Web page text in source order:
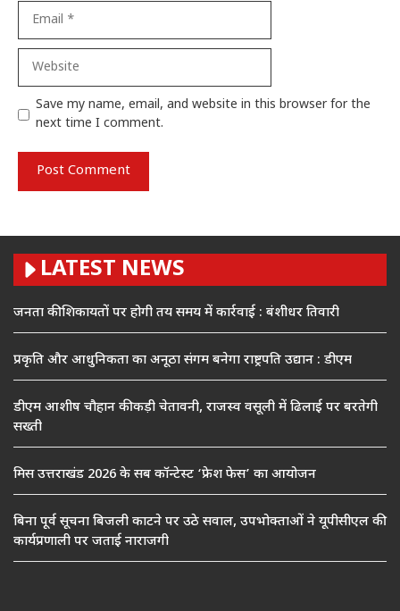
Website
Save my name, email, and website in this browser for the
next time I comment.
LATEST NEWS
जनता की शिकायतों पर होगी तय समय में कार्रवाई : बंशीधर तिवारी
प्रकृति और आधुनिकता का अनूठा संगम बनेगा राष्ट्रपति उद्यान : डीएम
डीएम आशीष चौहान की कड़ी चेतावनी, राजस्व वसूली में ढिलाई पर बरतेगी
सख्ती
मिस उत्तराखंड 2026 के सब कॉन्टेस्ट ‘फ्रेश फेस’ का आयोजन
बिना पूर्व सूचना बिजली काटने पर उठे सवाल, उपभोक्ताओं ने यूपीसीएल की
कार्यप्रणाली पर जताई नाराजगी